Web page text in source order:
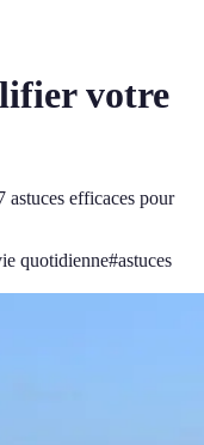
votre
astuces efficaces pour
quotidienne#astuces